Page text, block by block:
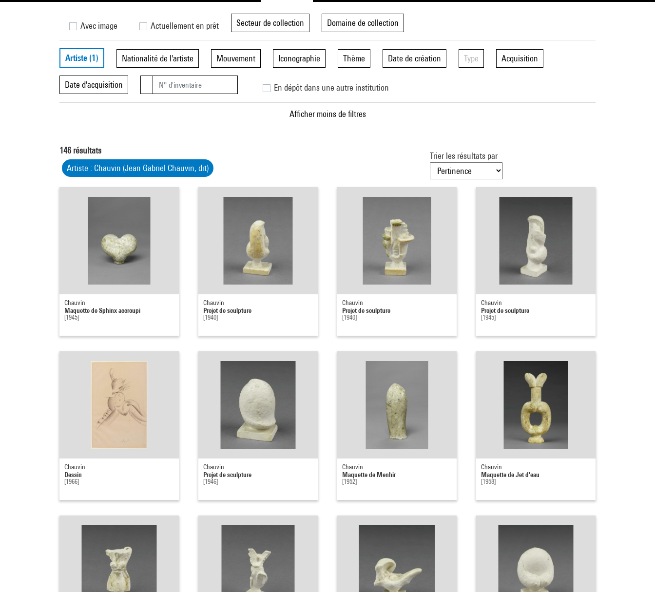
Avec image Actuellement en prêt Secteur de collection Domaine de collection
Artiste (1) Nationalité de l'artiste Mouvement Iconographie Thème Date de création Type Acquisition
Date d'acquisition En dépôt dans une autre institution
Afficher moins de filtres
146 résultats
Artiste : Chauvin (Jean Gabriel Chauvin, dit)
Trier les résultats par
Chauvin
Maquette de Sphinx accroupi
[1945]
Chauvin
Projet de sculpture
[1940]
Chauvin
Projet de sculpture
[1940]
Chauvin
Projet de sculpture
[1945]
Chauvin
Dessin
[1966]
Chauvin
Projet de sculpture
[1946]
Chauvin
Maquette de Menhir
[1952]
Chauvin
Maquette de Jet d'eau
[1958]